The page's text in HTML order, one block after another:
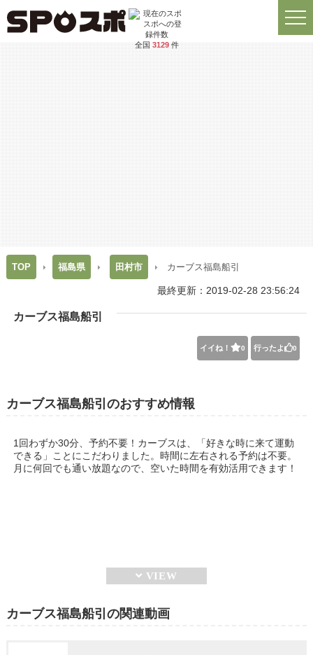
全国3129件
TOP 福島県 田村市 カーブス福島船引
最終更新：2019-02-28 23:56:24
カーブス福島船引
イイね！ 0 行ったよ 0
カーブス福島船引のおすすめ情報
1回わずか30分、予約不要！カーブスは、「好きな時に来て運動
できる」ことにこだわりました。時間に左右される予約は不要。
月に何回でも通い放題なので、空いた時間を有効活用できます！
カーブス福島船引の関連動画